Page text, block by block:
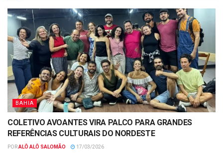
BAHIA
COLETIVO AVOANTES VIRA PALCO PARA GRANDES
REFERÊNCIAS CULTURAIS DO NORDESTE
PORALÔ ALÔ SALOMÃO 17/03/2026